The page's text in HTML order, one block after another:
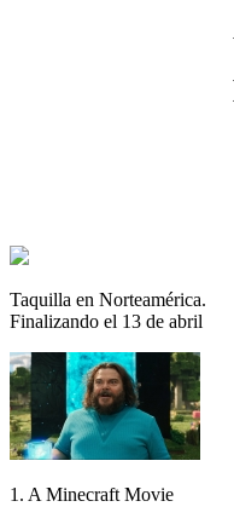
Taquilla en Norteamérica.
Finalizando el 13 de abril
1. A Minecraft Movie